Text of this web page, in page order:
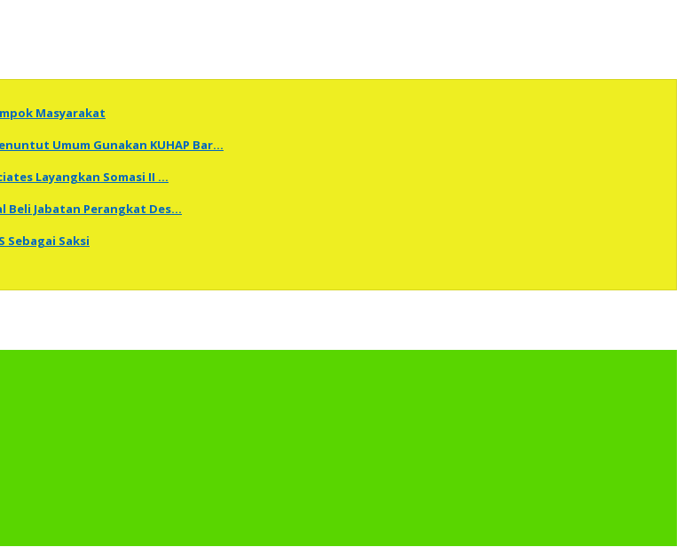
Masyarakat
Umum Gunakan KUHAP Bar…
Layangkan Somasi II …
Beli Jabatan Perangkat Des…
Sebagai Saksi